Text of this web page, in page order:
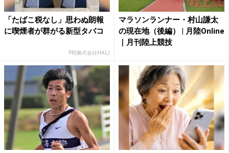
「たばこ税なし」思わぬ朗報
に喫煙者が群がる新型タバコ
PR(株式会社HAL)
マラソンランナー・村山謙太
の現在地（後編） | 月陸Online
｜月刊陸上競技